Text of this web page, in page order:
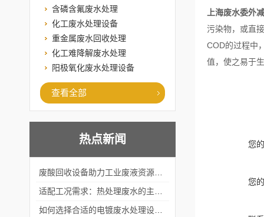
含磷含氟废水处理
化工废水处理设备
重金属废水回收处理
化工难降解废水处理
阳极氧化废水处理设备
查看全部
热点新闻
上海废水委外
污染物，或直
COD的过程中
值，使之易于
您
您